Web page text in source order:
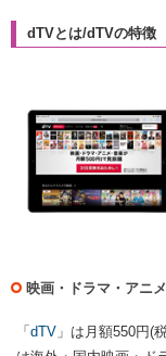
dTVとは/dTVの特徴
映画・ドラマ・アニ
「dTV 」は月額550円(